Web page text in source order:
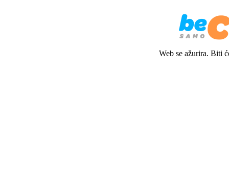
Web se ažurira. Biti